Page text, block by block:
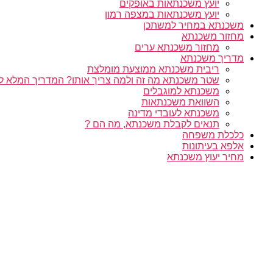
יועץ משכנתאות באופקים
יועץ משכנתאות במצפה רמון
משכנתא במחיר למשתכן
מחזור משכנתא
מחזור משכנתא ערים
מדריך משכנתא
ריבית משכנתא ממוצעת מומלצת
שטר משכנתא מה זה ולמה צריך אותו? המדריך המלא
משכנתא למוגבלים
השוואת משכנתאות
משכנתא לעובדי מדינה
תנאים לקבלת משכנתא, מה הם ?
כלכלת משפחה
אלפא בעיתונות
מחיר יעוץ משכנתא